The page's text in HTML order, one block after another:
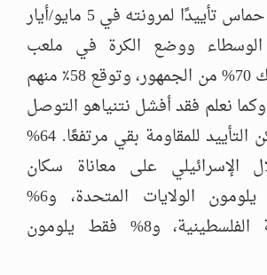
كما لاقى موقف حماس تأييدًا لمرونته في 5 مايو/أيار
الوسطاء ووضع الكرة في ملعب
الاحتلال، أيد ذلك 70% من الجمهور، وتوقع 58٪ منهم
نعلم فقد أفشل نتنياهو التوصل
لذلك الاتفاق، لكن التأييد للمقاومة بقي مرتفعًا. 64%
الإسرائيلي على معاناة سكان
القطاع، و22% يلومون الولايات المتحدة، و6%
يلومون السلطة الفلسطينية، و8% فقط يلومون